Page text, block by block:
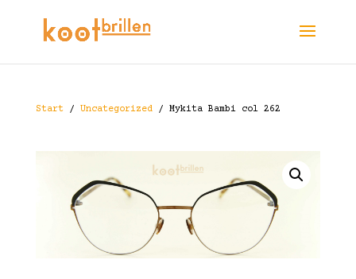
Start/ Uncategorized/ Mykita Bambi col 262